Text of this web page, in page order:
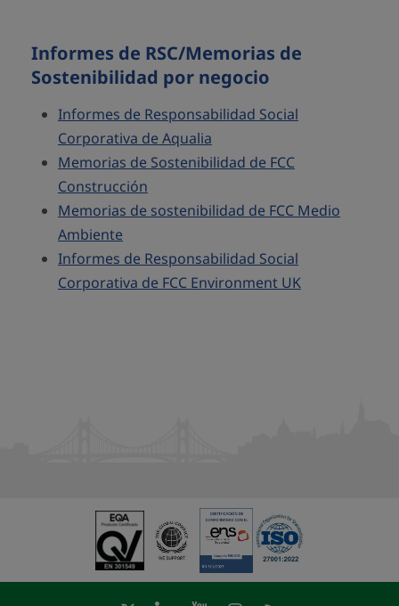
Informes de RSC/Memorias de
Sostenibilidad por negocio
Informes de Responsabilidad Social
Corporativa de Aqualia
Memorias de Sostenibilidad de FCC
Construcción
Memorias de sostenibilidad de FCC Medio
Ambiente
Informes de Responsabilidad Social
Corporativa de FCC Environment UK